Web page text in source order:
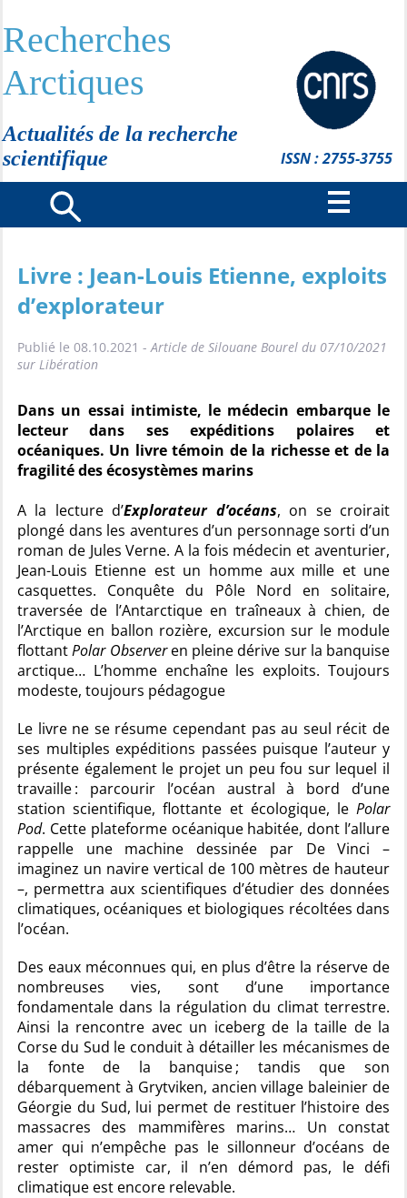
Recherches
Arctiques
Actualités de la recherche
scientifique
ISSN : 2755-3755
Livre : Jean-Louis Etienne, exploits
d’explorateur
Publié le 08.10.2021 -Article de Silouane Bourel du 07/10/2021
sur Libération
Dans un essai intimiste, le médecin embarque le
lecteur dans ses expéditions polaires et
océaniques. Un livre témoin de la richesse et de la
fragilité des écosystèmes marins
A la lecture d’Explorateur d’océans, on se croirait
plongé dans les aventures d’un personnage sorti d’un
roman de Jules Verne. A la fois médecin et aventurier,
Jean-Louis Etienne est un homme aux mille et une
casquettes. Conquête du Pôle Nord en solitaire,
traversée de l’Antarctique en traîneaux à chien, de
l’Arctique en ballon rozière, excursion sur le module
flottantPolar Observeren pleine dérive sur la banquise
arctique… L’homme enchaîne les exploits. Toujours
modeste, toujours pédagogue
Le livre ne se résume cependant pas au seul récit de
ses multiples expéditions passées puisque l’auteur y
présente également le projet un peu fou sur lequel il
travaille : parcourir l’océan austral à bord d’une
station scientifique, flottante et écologique, le Polar
Pod. Cette plateforme océanique habitée, dont l’allure
rappelle une machine dessinée par De Vinci –
imaginez un navire vertical de 100 mètres de hauteur
–, permettra aux scientifiques d’étudier des données
climatiques, océaniques et biologiques récoltées dans
l’océan.
Des eaux méconnues qui, en plus d’être la réserve de
nombreuses vies, sont d’une importance
fondamentale dans la régulation du climat terrestre.
Ainsi la rencontre avec un iceberg de la taille de la
Corse du Sud le conduit à détailler les mécanismes de
la fonte de la banquise ; tandis que son
débarquement à Grytviken, ancien village baleinier de
Géorgie du Sud, lui permet de restituer l’histoire des
massacres des mammifères marins… Un constat
amer qui n’empêche pas le sillonneur d’océans de
rester optimiste car, il n’en démord pas, le défi
climatique est encore relevable.